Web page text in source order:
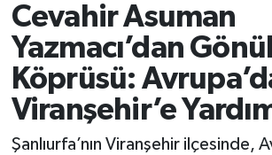
Cevahir Asuman
Yazmacı’dan Gönül
Köprüsü:
Viranşehir’e
Şanlıurfa’nın Viranşehir ilçesinde,
Gündem
Kültür
Magazin
Tüm Manşetler
Son Dakika Haberleri
Haber Arşivi